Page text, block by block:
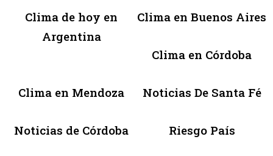
Clima de hoy en
Argentina
Clima en Buenos Aires
Clima en Córdoba
Clima en Mendoza Noticias De Santa Fé
Noticias de Córdoba Riesgo País